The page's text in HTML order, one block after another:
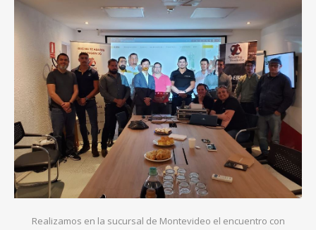
Realizamos en la sucursal de Montevideo el encuentro con